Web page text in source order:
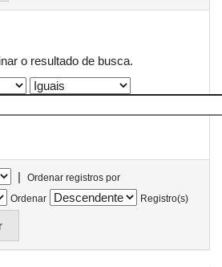
o resultado de busca.
|
Ordenar registros por
Ordenar
Registro(s)